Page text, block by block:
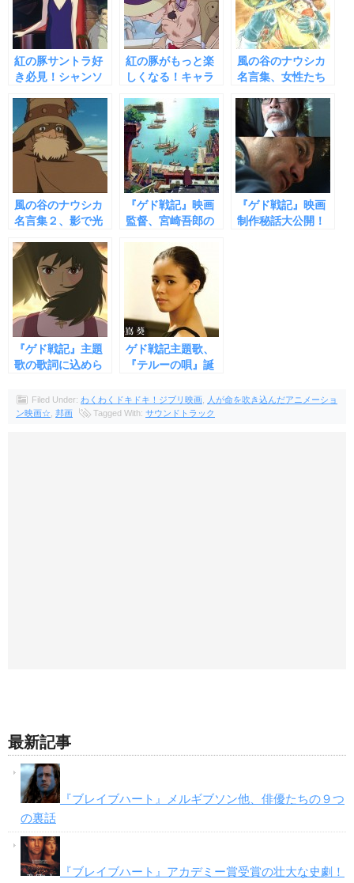
紅の豚サントラ好
き必見！シャンソ
つの名曲
紅の豚がもっと楽
しくなる！キャラ
名言集①
風の谷のナウシカ
名言集、女性たち
つの言葉
風の谷のナウシカ
名言集２、影で光
つの名セリフ
『ゲド戦記』映画
監督、宮崎吾郎の
あらすじ
『ゲド戦記』映画
制作秘話大公開！
『ゲド戦記』主題
歌の歌詞に込めら
ゲド戦記主題歌、
『テルーの唄』誕
の秘話
Filed Under: わくわくドキドキ！ジブリ映画
人が命を吹き込んだアニメーショ
ン映画☆ 邦画 Tagged With: サウンドトラック
最新記事
『ブレイブハート』メルギブソン他、俳優たちの９つ
の裏話
『ブレイブハート』アカデミー賞受賞の壮大な史劇！